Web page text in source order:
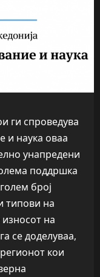
ги спроведува
и наука оваа
унапредени
поддршка
број
типови на
на
се доделуваа,
кои